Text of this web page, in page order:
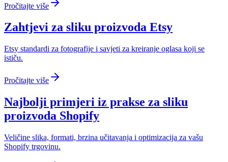
Pročitajte više
Zahtjevi za sliku proizvoda Etsy
Etsy standardi za fotografije i savjeti za kreiranje oglasa koji se
ističu.
Pročitajte više
Najbolji primjeri iz prakse za sliku
proizvoda Shopify
Veličine slika, formati, brzina učitavanja i optimizacija za vašu
Shopify trgovinu.